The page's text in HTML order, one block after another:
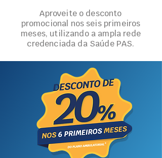
Aproveite o desconto
promocional nos seis primeiros
meses, utilizando a ampla rede
credenciada da Saúde PAS.